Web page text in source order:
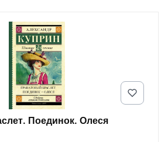
Поединок. Олеся